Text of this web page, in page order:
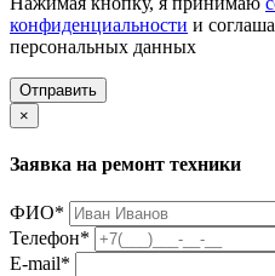
конфиденциальности и
персональных данных
Отправить
×
Заявка на ремонт техники
ФИО*
Телефон*
E-mail*